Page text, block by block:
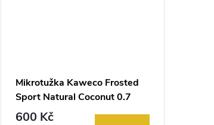
Mikrotužka Kaweco Frosted
Sport Natural Coconut 0.7
600 Kč